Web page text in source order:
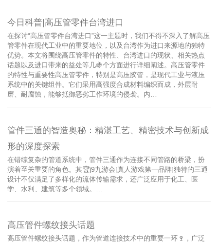
今日科普|高压管零件台湾进口
在探讨“高压管零件台湾进口”这一主题时，我们不得不深入了解高压
管零件在现代工业中的重要地位，以及台湾作为进口来源地的独特
优势。本文将围绕高压管零件的特性、台湾进口的现状、相关热点
话题以及进口带来的益处等几🍇个方面进行详细阐述。高压管零件
的特性与重要性高压管零件，特别是高压胶管，是现代工业与液压
系统中的关键组件。它们采用高强度合成材料编织而成，外层耐
磨、耐腐蚀，能够抵御恶劣工作环境的侵袭。内…
管件三通的智造奥秘：精湛工艺、精密技术与创新成
形的深度探索
在错综复杂的管道系统中，管件三通作为连接不同管路的桥梁，扮
演着至关重要的角色。其🏆j9九游会[真人游戏第一品牌]独特的三通
设计不仅满足了多样化的流体传输需求，还广泛应用于化工、医
学、水利、建筑等多个领域。…
高压管件螺纹接头话题
高压管件螺纹接头话题，作为管道连接技术中的重要一环🍷，广泛